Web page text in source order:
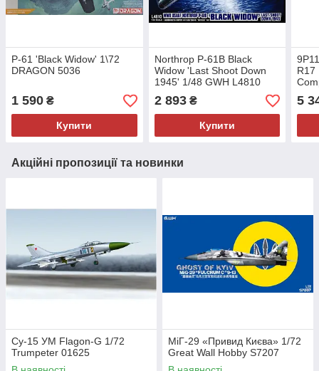
P-61 'Black Widow' 1\72
DRAGON 5036
1 590 ₴
Купити
Northrop P-61B Black
Widow 'Last Shoot Down
1945' 1/48 GWH L4810
2 893₴
Купити
R17
1/
5
Акційні пропозиції та новинки
Су-15 УМ Flagon-G 1/72
Trumpeter 01625
МіГ-29 «Привид Києва» 1/72
Great Wall Hobby S7207